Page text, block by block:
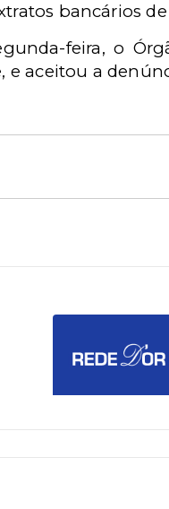
bancários
feira, o
e aceitou a